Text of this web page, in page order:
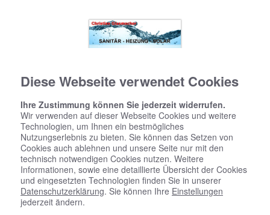
Diese Webseite verwendet Cookies
Ihre Zustimmung können Sie jederzeit widerrufen.
Wir verwenden auf dieser Webseite Cookies und weitere
Technologien, um Ihnen ein bestmögliches
Nutzungserlebnis zu bieten. Sie können das Setzen von
Cookies auch ablehnen und unsere Seite nur mit den
technisch notwendigen Cookies nutzen. Weitere
Informationen, sowie eine detaillierte Übersicht der Cookies
und eingesetzten Technologien finden Sie in unserer
Datenschutzerklärung. Sie können Ihre Einstellungen
jederzeit ändern.